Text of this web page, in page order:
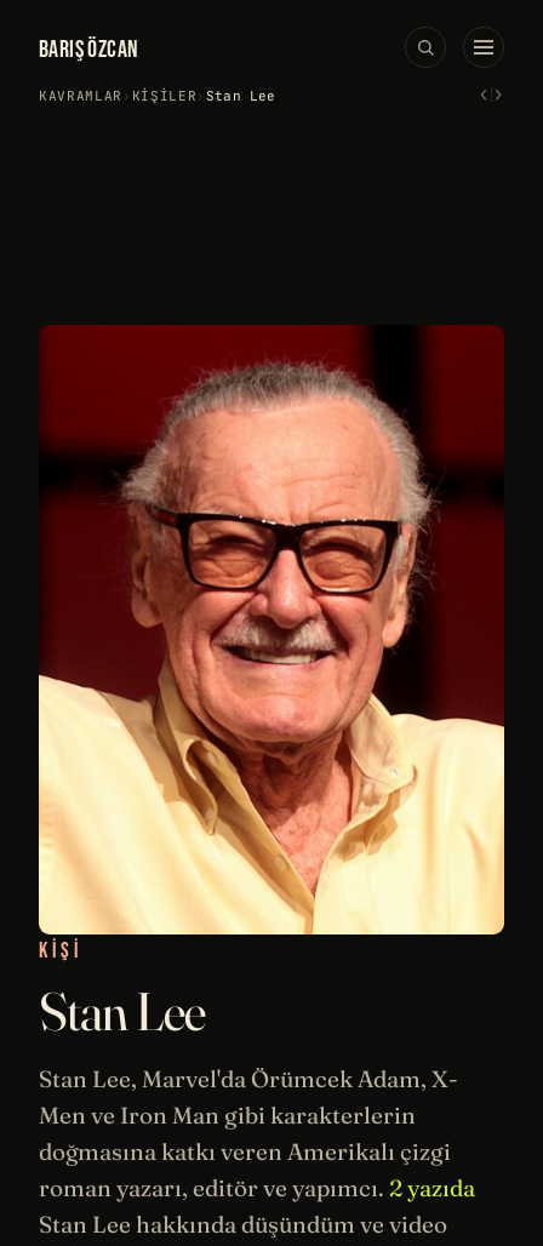
BARIŞ ÖZCAN
KAVRAMLAR › KIŞILER › Stan Lee ‹›
KIŞI
Stan Lee
Stan Lee, Marvel'da Örümcek Adam, X-
Men ve Iron Man gibi karakterlerin
doğmasına katkı veren Amerikalı çizgi
roman yazarı, editör ve yapımcı. 2 yazıda
Stan Lee hakkında düşündüm ve video